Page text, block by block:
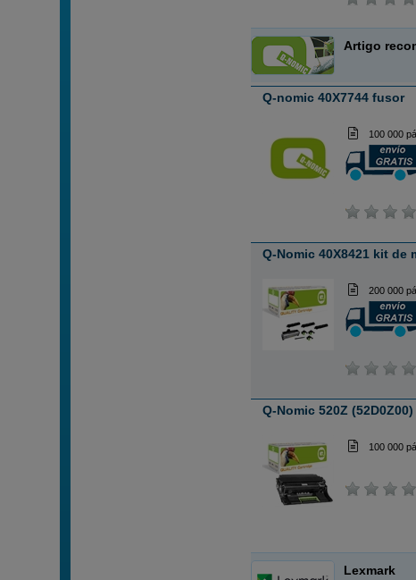
Artigo
Q-nomic 40X7744 fusor
100 000
Q-Nomic 40X8421 kit de
200 000
Q-Nomic 520Z
100 000
Lexmark